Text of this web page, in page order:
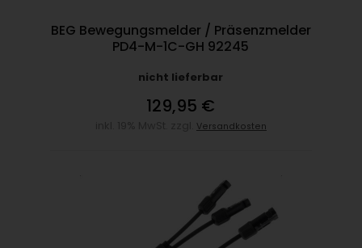
BEG Bewegungsmelder / Präsenzmelder
PD4-M-1C-GH 92245
nicht lieferbar
129,95 €
Versandkosten